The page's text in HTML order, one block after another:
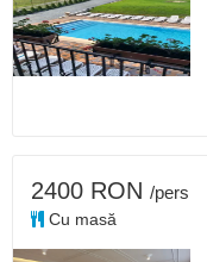
2400 RON /pers
Cu masă